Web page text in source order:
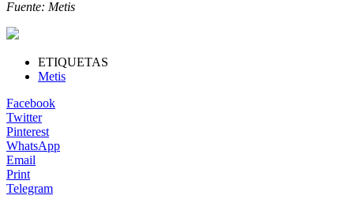
Fuente: Metis
ETIQUETAS
Metis
Facebook
Twitter
Pinterest
WhatsApp
Email
Print
Telegram